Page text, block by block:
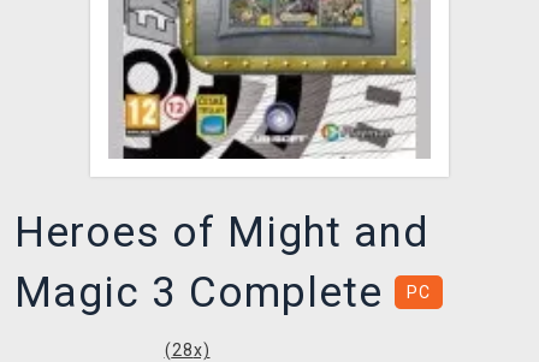
TCG & BOARDGAME HUB
VÝKUP HER (BAZAR)
Heroes of Might and
Magic 3 Complete
PC
(28x)